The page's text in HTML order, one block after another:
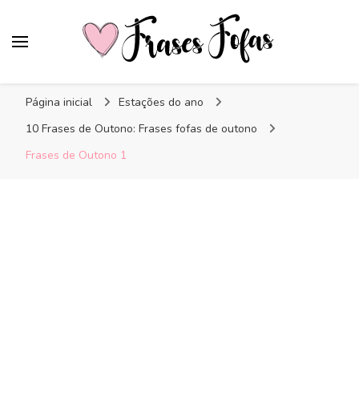
Página inicial
Estações do ano
10 Frases de Outono: Frases fofas de outono
Frases de Outono 1